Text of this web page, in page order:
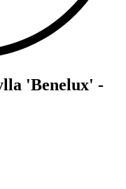
'Benelux' -